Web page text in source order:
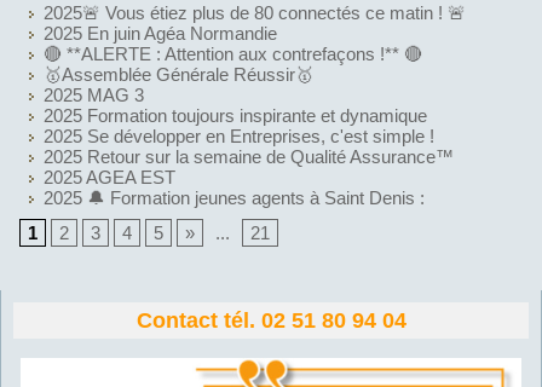
Contact tél. 02 51 80 94 04
2025🚨 Vous étiez plus de 80 connectés ce matin ! 🚨
2025 En juin Agéa Normandie
🔴 **ALERTE : Attention aux contrefaçons !** 🔴
🥇Assemblée Générale Réussir🥇
2025 MAG 3
2025 Formation toujours inspirante et dynamique
2025 Se développer en Entreprises, c'est simple !
2025 Retour sur la semaine de Qualité Assurance™
2025 AGEA EST
2025 🔔 Formation jeunes agents à Saint Denis :
1
2 3 4 5 » ... 21